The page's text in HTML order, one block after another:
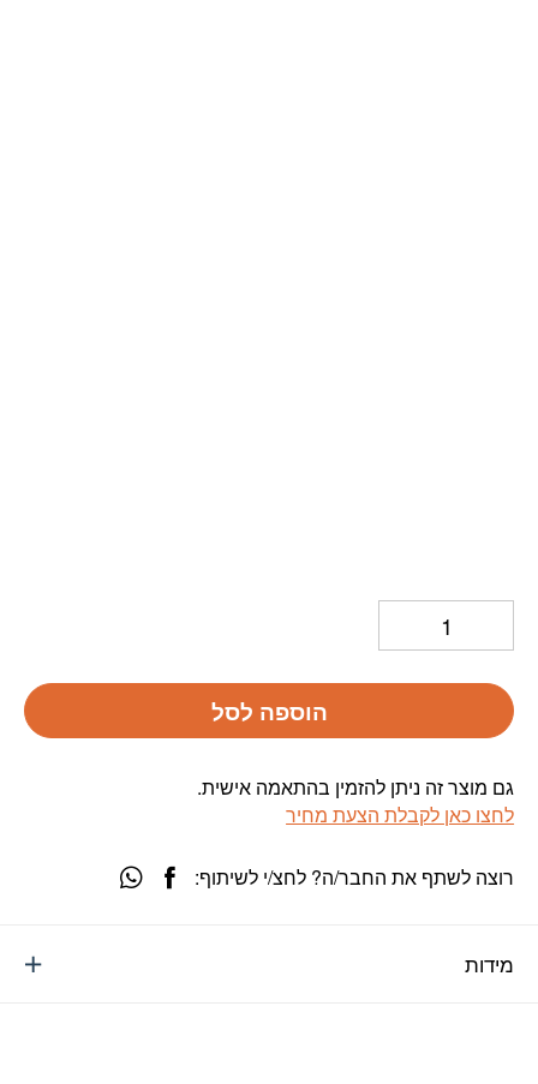
הוספה לסל
גם מוצר זה ניתן להזמין בהתאמה אישית.
לחצו כאן לקבלת הצעת מחיר
מידות
רוצה לשתף את החבר/ה? לחצ/י לשיתוף: